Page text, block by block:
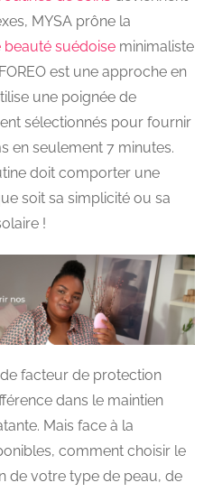
MYSA prône la
beauté suédoise minimaliste
est une approche en
une poignée de
sélectionnés pour fournir
en seulement 7 minutes.
doit comporter une
soit sa simplicité ou sa
!
de facteur de protection
dans le maintien
Mais face à la
comment choisir le
de votre type de peau, de